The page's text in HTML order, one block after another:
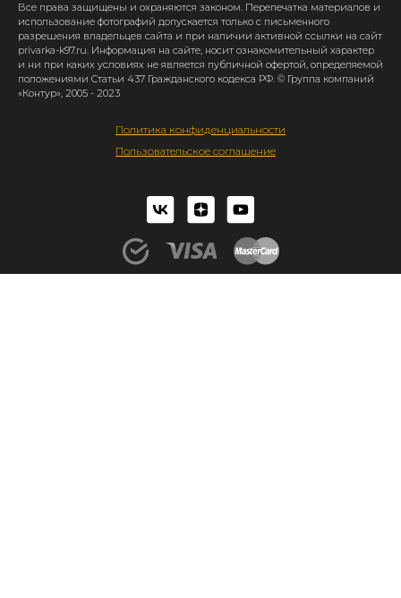
Все права защищены и охраняются законом. Перепечатка материалов и
использование фотографий допускается только с письменного
разрешения владельцев сайта и при наличии активной ссылки на сайт
privarka-k97.ru. Информация на сайте, носит ознакомительный характер
и ни при каких условиях не является публичной офертой, определяемой
положениями Статьи 437 Гражданского кодекса РФ. © Группа компаний
«Контур», 2005 - 2023
Политика конфиденциальности
Пользовательское соглашение